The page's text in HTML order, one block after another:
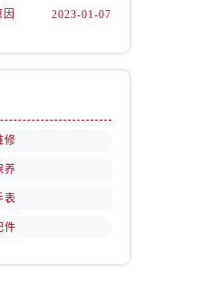
因 2023-01-07
修
养
表
件